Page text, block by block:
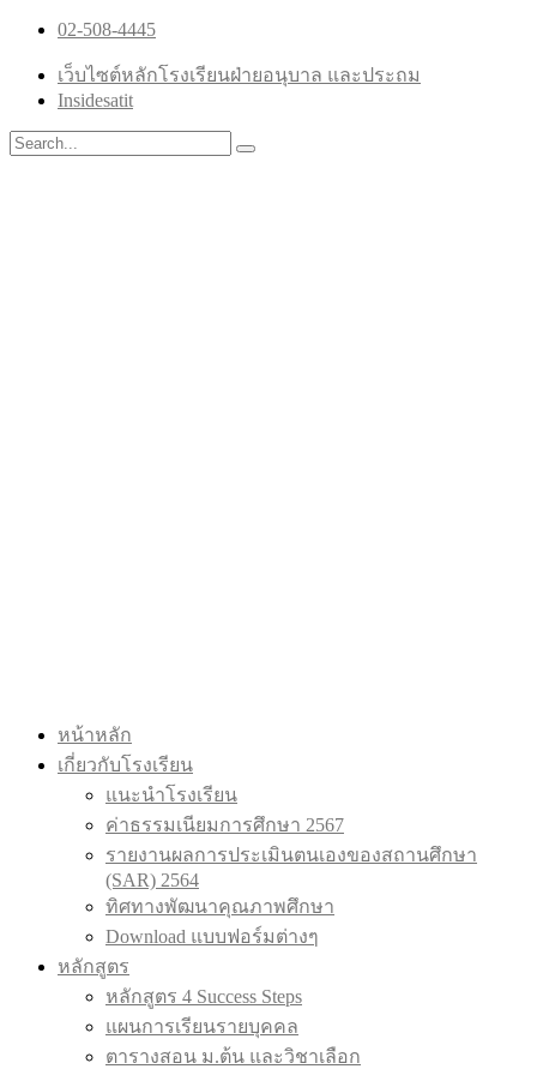
02-508-4445
เว็บไซต์หลักโรงเรียนฝ่ายอนุบาล และประถม
Insidesatit
หน้าหลัก
เกี่ยวกับโรงเรียน
แนะนำโรงเรียน
ค่าธรรมเนียมการศึกษา 2567
รายงานผลการประเมินตนเองของสถานศึกษา
(SAR) 2564
ทิศทางพัฒนาคุณภาพศึกษา
Download แบบฟอร์มต่างๆ
หลักสูตร
หลักสูตร 4 Success Steps
แผนการเรียนรายบุคคล
ตารางสอน ม.ต้น และวิชาเลือก